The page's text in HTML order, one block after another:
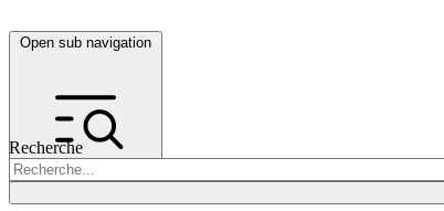
Open sub navigation
Recherche